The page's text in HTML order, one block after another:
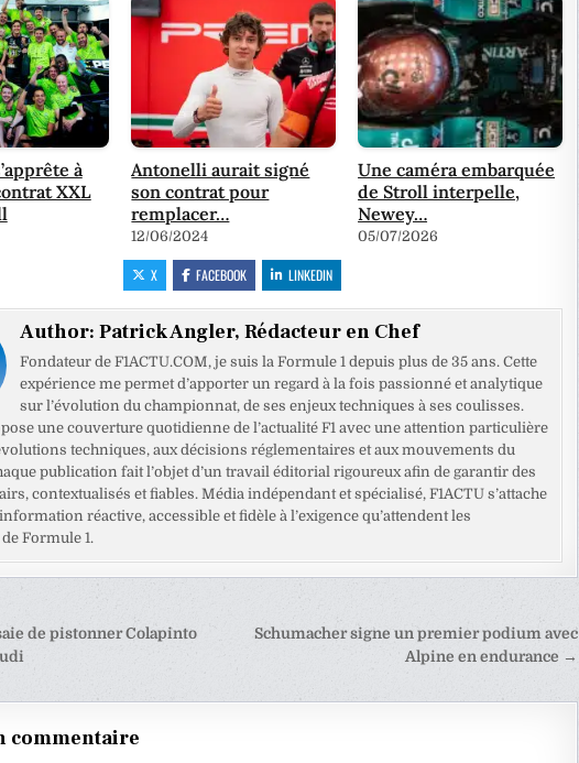
à
XXL
Antonelli aurait signé
son contrat pour
remplacer…
12/06/2024
Une caméra embarquée
de Stroll interpelle,
Newey…
05/07/2026
X FACEBOOK LINKEDIN
Author: Patrick Angler, Rédacteur en Chef
Fondateur de F1ACTU.COM, je suis la Formule 1 depuis plus de 35 ans. Cette
expérience me permet d’apporter un regard à la fois passionné et analytique
sur l’évolution du championnat, de ses enjeux techniques à ses coulisses.
une couverture quotidienne de l’actualité F1 avec une attention particulière
techniques, aux décisions réglementaires et aux mouvements du
publication fait l’objet d’un travail éditorial rigoureux afin de garantir des
contextualisés et fiables. Média indépendant et spécialisé, F1ACTU s’attache
réactive, accessible et fidèle à l’exigence qu’attendent les
Formule 1.
Schumacher signe un premier podium avec
Alpine en endurance →
de pistonner Colapinto
commentaire